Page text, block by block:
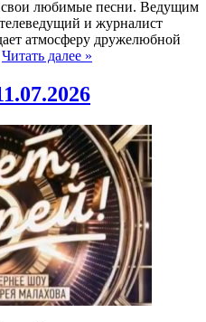
любимые песни. Ведущим
и журналист
атмосферу дружелюбной
Читать далее »